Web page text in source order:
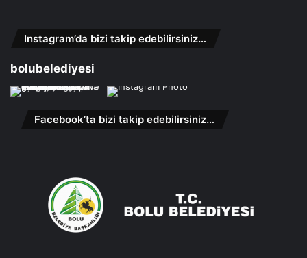
Instagram’da bizi takip edebilirsiniz…
bolubelediyesi
Facebook’ta bizi takip edebilirsiniz…